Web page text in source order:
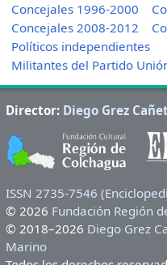
Concejales 1996-2000
Concejales 2008-2012
Políticos independientes
Militantes del Partido
Director: Diego Grez
ISSN 2735-7546
© 2026 Fundación Región
© 2018–2026 Diego Grez
Marino